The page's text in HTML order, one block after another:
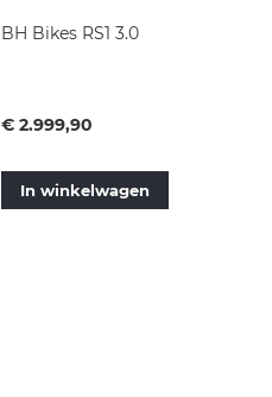
BH Bikes RS1 3.0
Vanaf
€ 2.999,90
In winkelwagen